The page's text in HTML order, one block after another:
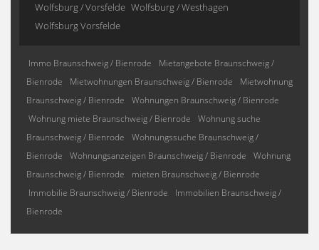
Wolfsburg / Vorsfelde Wolfsburg / Westhagen
Wolfsburg Vorsfelde
Immo Braunschweig / Bienrode
Mietangebote Braunschweig /
Bienrode
Mietwohnungen Braunschweig / Bienrode
Mietwohnung
Braunschweig / Bienrode
Wohnungen Braunschweig / Bienrode
Wohnung miete Braunschweig / Bienrode
Wohnung suche
Braunschweig / Bienrode
Wohnungssuche Braunschweig /
Bienrode
Wohnungsanzeigen Braunschweig / Bienrode
Wohnung
Braunschweig / Bienrode
mieten Braunschweig / Bienrode
Immobilie Braunschweig / Bienrode
Immobilien Braunschweig /
Bienrode